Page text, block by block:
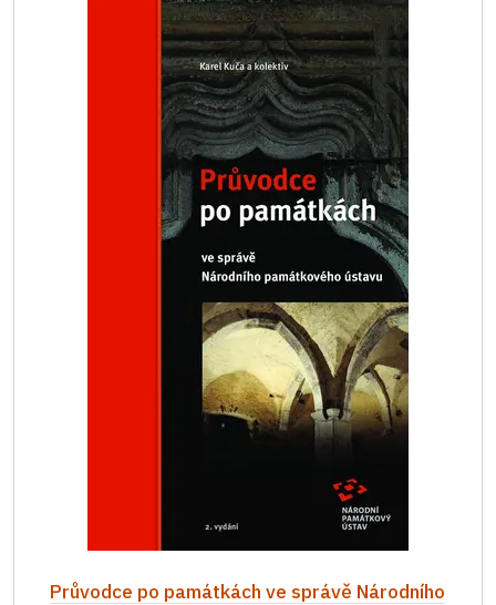
Průvodce po památkách ve správě Národního